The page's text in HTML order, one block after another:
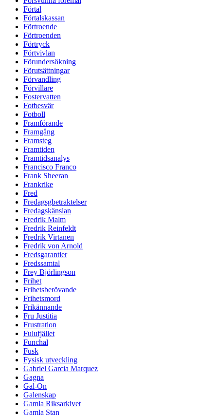
Förtal
Förtalskassan
Förtroende
Förtroenden
Förtryck
Förtvivlan
Förundersökning
Förutsättningar
Förvandling
Förvillare
Fostervatten
Fotbesvär
Fotboll
Framförande
Framgång
Framsteg
Framtiden
Framtidsanalys
Francisco Franco
Frank Sheeran
Frankrike
Fred
Fredagsgbetraktelser
Fredagskänslan
Fredrik Malm
Fredrik Reinfeldt
Fredrik Virtanen
Fredrik von Arnold
Fredsgarantier
Fredssamtal
Frey Björlingson
Frihet
Frihetsberövande
Frihetsmord
Frikännande
Fru Justitia
Frustration
Fulufjället
Funchal
Fusk
Fysisk utveckling
Gabriel Garcia Marquez
Gagna
Gal-On
Galenskap
Gamla Riksarkivet
Gamla Stan